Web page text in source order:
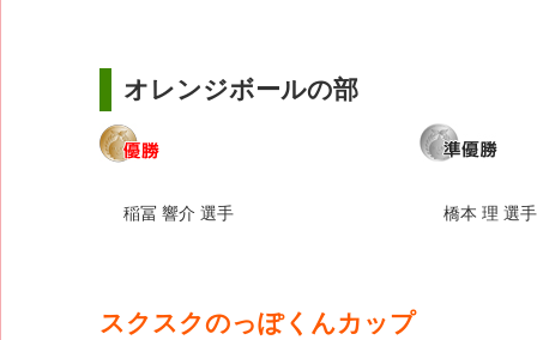
オレンジボールの部
稲冨 響介 選手 橋本 理 選手
スクスクのっぽくんカップ